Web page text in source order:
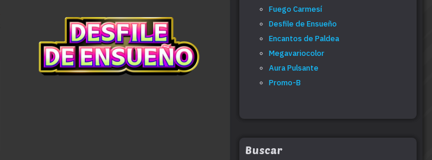
Fuego Carmesí
Desfile de Ensueño
Encantos de Paldea
Megavariocolor
Aura Pulsante
Promo-B
Buscar